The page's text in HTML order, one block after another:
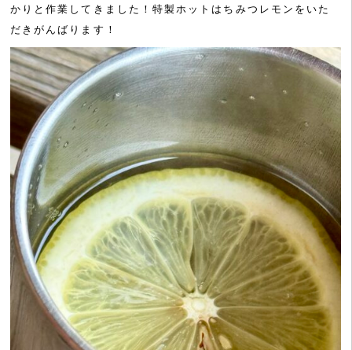
かりと作業してきました！特製ホットはちみつレモンをいた
だきがんばります！